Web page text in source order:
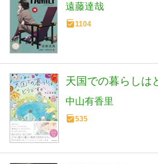
遠藤達哉
1104
天国での暮らしは
中山有香里
535